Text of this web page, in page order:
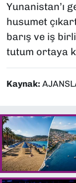
Yunanistan’ı
husumet
barış ve iş
tutum ortaya
Kaynak: